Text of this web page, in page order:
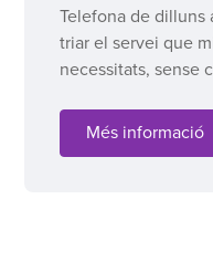
Telefona de dilluns
triar el servei que
necessitats, sense
Més informació